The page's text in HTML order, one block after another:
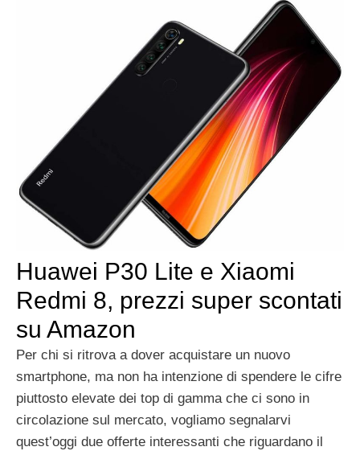
Huawei P30 Lite e Xiaomi
Redmi 8, prezzi super scontati
su Amazon
Per chi si ritrova a dover acquistare un nuovo
smartphone, ma non ha intenzione di spendere le cifre
piuttosto elevate dei top di gamma che ci sono in
circolazione sul mercato, vogliamo segnalarvi
quest’oggi due offerte interessanti che riguardano il